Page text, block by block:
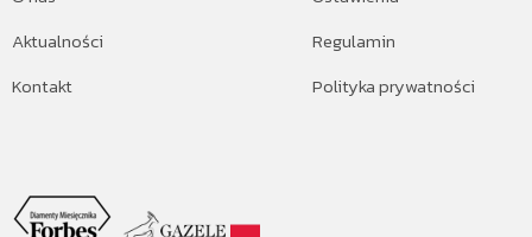
Aktualności
Kontakt
Regulamin
Polityka prywatności